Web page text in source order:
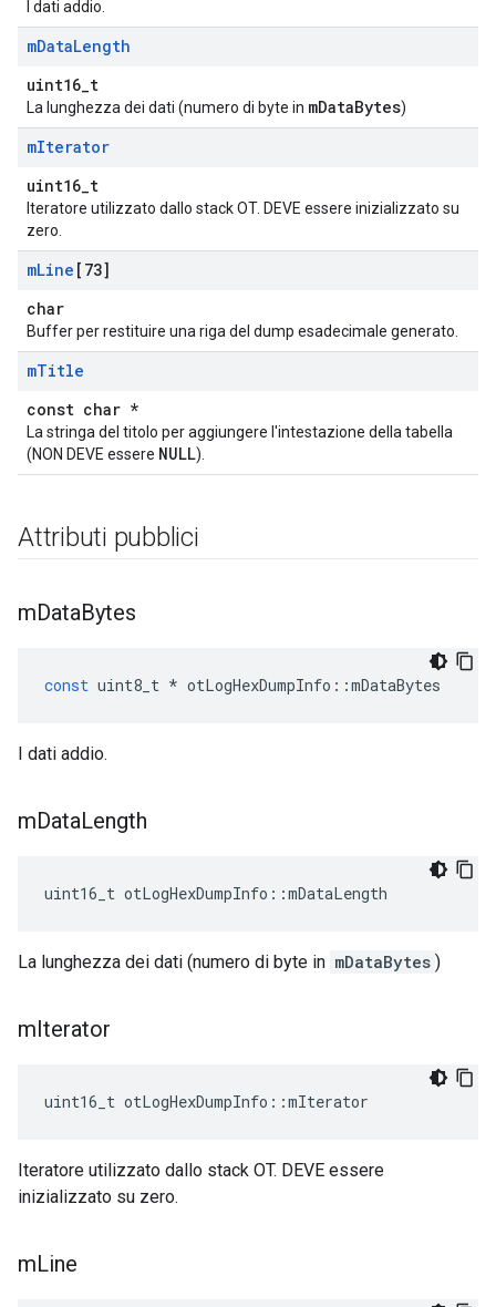
I dati addio.
mDataLength
uint16_t
La lunghezza dei dati (numero di byte in mDataBytes)
mIterator
uint16_t
Iteratore utilizzato dallo stack OT. DEVE essere inizializzato su
zero.
mLine [73]
char
Buffer per restituire una riga del dump esadecimale generato.
mTitle
const char *
La stringa del titolo per aggiungere l'intestazione della tabella
(NON DEVE essere NULL).
Attributi pubblici
mDataBytes
const uint8_t * otLogHexDumpInfo ::mDataBytes
I dati addio.
mDataLength
uint16_t otLogHexDumpInfo ::mDataLength
La lunghezza dei dati (numero di byte in mDataBytes )
mIterator
uint16_t otLogHexDumpInfo ::mIterator
Iteratore utilizzato dallo stack OT. DEVE essere
inizializzato su zero.
mLine